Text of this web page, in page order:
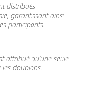
distribués
garantissant ainsi
participants.
attribué qu’une seule
doublons.